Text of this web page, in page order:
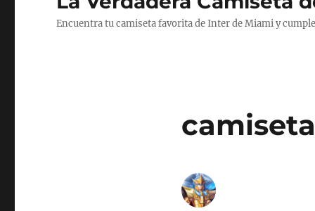
Encuentra tu camiseta favorita de Inter de Miami y